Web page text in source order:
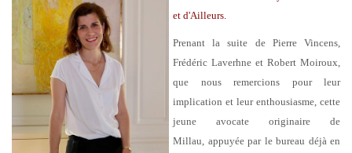
et d'Ailleurs.
Prenant la suite de Pierre Vincens,
Frédéric Laverhne et Robert Moiroux,
que nous remercions pour leur
implication et leur enthousiasme, cette
jeune avocate originaire de
Millau, appuyée par le bureau déjà en